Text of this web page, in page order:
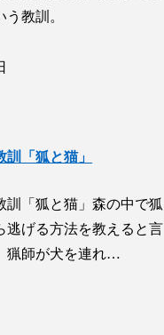
教訓。
「狐と猫」
訓「狐と猫」森の中で狐
逃げる方法を教えると言
猟師が犬を連れ…